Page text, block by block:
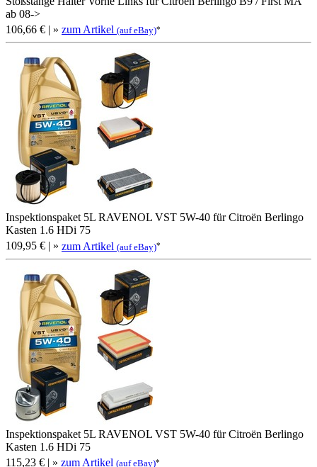
ab 08->
106,66 € | » zum Artikel (auf eBay)*
Inspektionspaket 5L RAVENOL VST 5W-40 für Citroën Berlingo
Kasten 1.6 HDi 75
109,95 € | » zum Artikel (auf eBay)*
Inspektionspaket 5L RAVENOL VST 5W-40 für Citroën Berlingo
Kasten 1.6 HDi 75
115,23 € | » zum Artikel (auf eBay)*